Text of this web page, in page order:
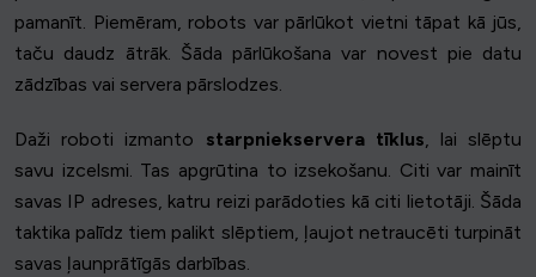
pamanīt. Piemēram, robots var pārlūkot vietni tāpat kā jūs,
taču daudz ātrāk. Šāda pārlūkošana var novest pie datu
zādzības vai servera pārslodzes.
Daži roboti izmanto starpniekservera tīklus, lai slēptu
savu izcelsmi. Tas apgrūtina to izsekošanu. Citi var mainīt
savas IP adreses, katru reizi parādoties kā citi lietotāji. Šāda
taktika palīdz tiem palikt slēptiem, ļaujot netraucēti turpināt
savas ļaunprātīgās darbības.